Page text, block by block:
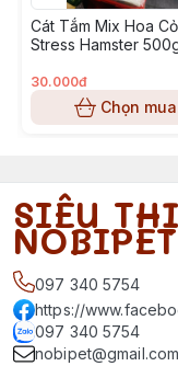
Cát Tắm Mix Hoa
Stress Hamster
30.000đ
Chọn mua
SIÊU
NOBIPET
097 340 5754
https://
097 340 5754
nobipet@gmail.com